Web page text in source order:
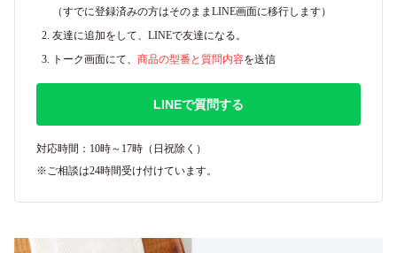
（すでに登録済みの方はそのままLINE画面に移行します）
友達に追加をして、LINEで友達になる。
トーク画面にて、 商品の型番と質問内容を送信
LINEで質問する
対応時間：10時～17時（日祝除く）
※ご相談は24時間受け付けています。